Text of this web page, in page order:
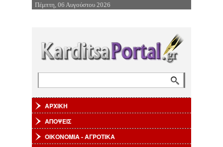
Επιστροφή στην Πλοήγηση
Πέμπτη, 06 Αυγούστου 2026
ΑΡΧΙΚΗ
ΑΠΟΨΕΙΣ
ΟΙΚΟΝΟΜΙΑ - ΑΓΡΟΤΙΚΑ